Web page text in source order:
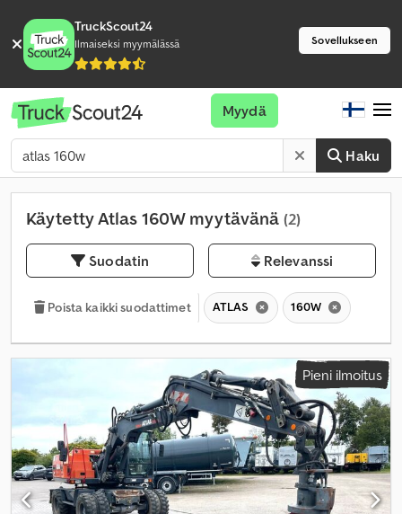
TruckScout24
Ilmaiseksi myymälässä Sovellukseen
Haku
Myydä
Käytetty Atlas 160W myytävänä (2)
Suodatin Relevanssi
Poista kaikki suodattimet ATLAS 160W
Pieni ilmoitus